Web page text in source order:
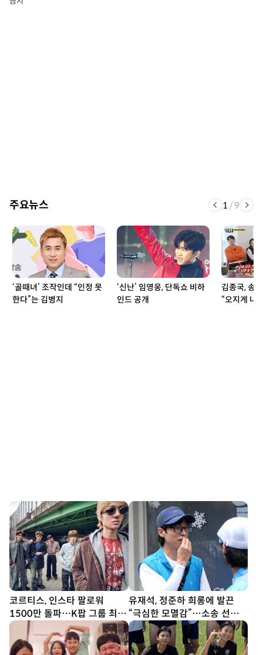
주요뉴스 1 /9
‘골때녀’ 조작인데 “인정 못
한다”는 김병지
‘신난’ 임영웅, 단독쇼 비하
인드 공개
김종국, 송
“오지게 나
코르티스, 인스타 팔로워
1500만 돌파…K팝 그룹 최단
기간
유재석, 정준하 희롱에 발끈
“극심한 모멸감”…소송 선언
(놀뭐)